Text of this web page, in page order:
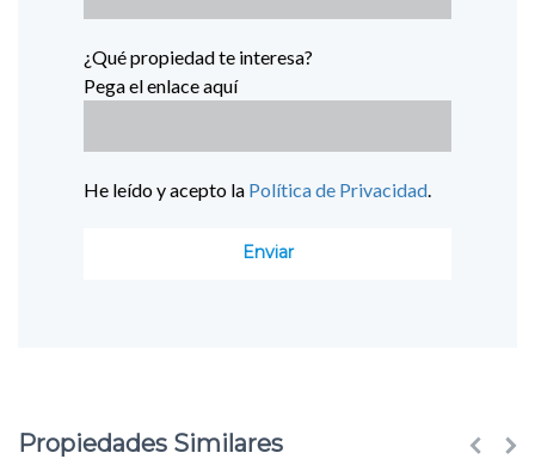
¿Qué propiedad te interesa?
Pega el enlace aquí
He leído y acepto la Política de Privacidad.
Propiedades Similares